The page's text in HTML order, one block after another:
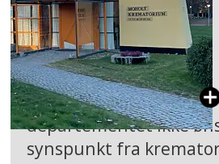
departementet ikke
synspunkt fra